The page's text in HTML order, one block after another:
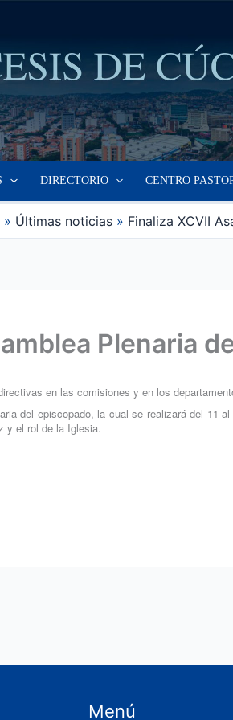
DIRECTORIO CENTRO
Últimas noticias Finaliza XCVII
Plenaria
en las comisiones y en los
del episcopado, la cual se realizará del
y el rol de la Iglesia.
Menú